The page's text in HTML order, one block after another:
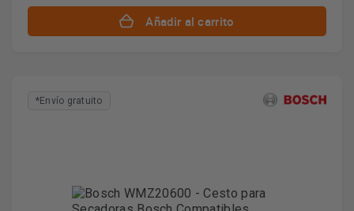
Añadir al carrito
*Envío gratuito